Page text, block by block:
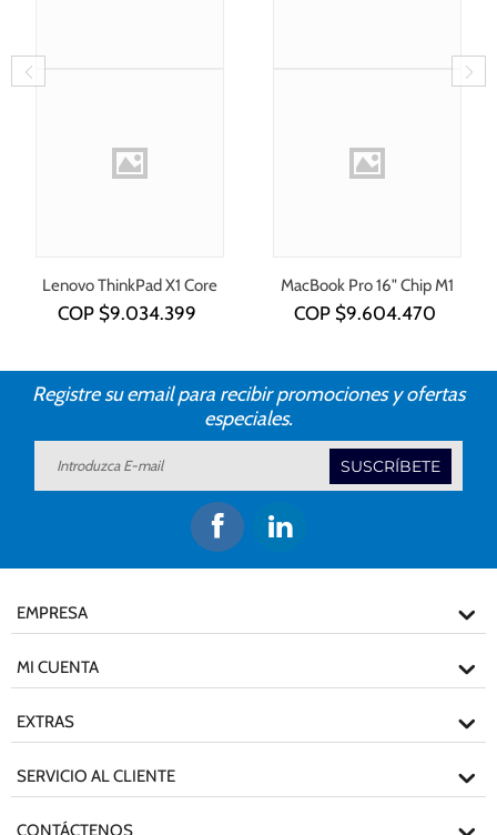
Lenovo ThinkPad X1 Core
i7-1355U
COP $9.034.399
MacBook Pro 16" Chip M1
COP $9.604.470
Registre su email para recibir promociones y ofertas
especiales.
SUSCRÍBETE
EMPRESA
MI CUENTA
EXTRAS
SERVICIO AL CLIENTE
CONTÁCTENOS